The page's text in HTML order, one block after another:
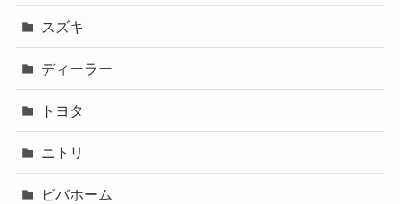
スズキ
ディーラー
トヨタ
ニトリ
ビバホーム